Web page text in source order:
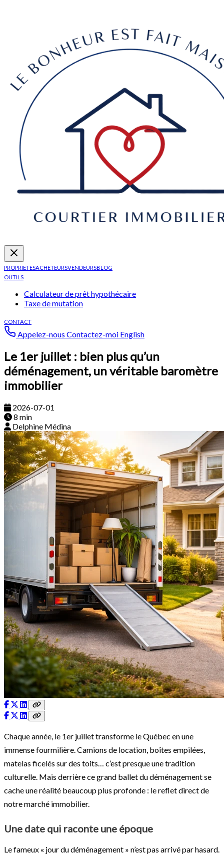
PROPRIETESACHETEURSVENDEURSBLOG
OUTILS
Calculateur de prêt hypothécaire
Taxe de mutation
CONTACT
Appelez-nous Contactez-moi English
Le 1er juillet : bien plus qu’un
déménagement, un véritable baromètre
immobilier
2026-07-01
8 min
Delphine Médina
Chaque année, le 1er juillet transforme le Québec en une
immense fourmilière. Camions de location, boîtes empilées,
matelas ficelés sur des toits… c’est presque une tradition
culturelle. Mais derrière ce grand ballet du déménagement se
cache une réalité beaucoup plus profonde : le reflet direct de
notre marché immobilier.
Une date qui raconte une époque
Le fameux « jour du déménagement » n’est pas arrivé par hasard.